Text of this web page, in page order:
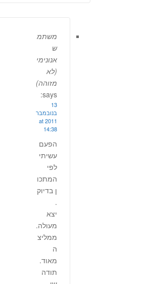
משתמ
ש
אנונימי
(לא
מזוהה)
says:
13
בנובמבר
2011 at
14:38
הפעם
עשיתי
לפי
המתכו
ן בדיוק
.
יצא
מעולה.
ממליצ
ה
מאוד.
תודה